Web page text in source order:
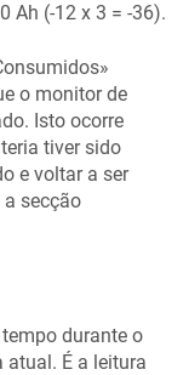
Ah (-12 x 3 = -36).
o monitor de
Isto ocorre
tiver sido
e voltar a ser
secção
durante o
atual. É a leitura